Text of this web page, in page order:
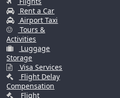
Rent a Car
Airport Taxi
Tours &
Activities
Luggage
Storage
Visa Services
Flight Delay
Compensation
Flight